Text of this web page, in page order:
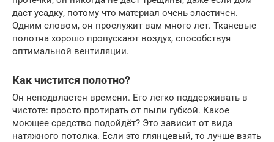
даст усадку, потому что материал очень эластичен.
Одним словом, он прослужит вам много лет. Тканевые
полотна хорошо пропускают воздух, способствуя
оптимальной вентиляции.
Как чистится полотно?
Он неподвластен времени. Его легко поддерживать в
чистоте: просто протирать от пыли губкой. Какое
моющее средство подойдёт? Это зависит от вида
натяжного потолка. Если это глянцевый, то лучше взять